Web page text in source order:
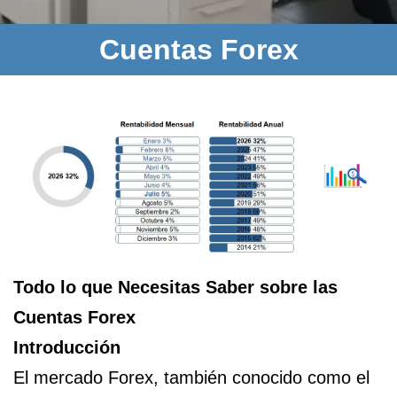
Cuentas Forex
Todo lo que Necesitas Saber sobre las
Cuentas Forex
Introducción
El mercado Forex, también conocido como el